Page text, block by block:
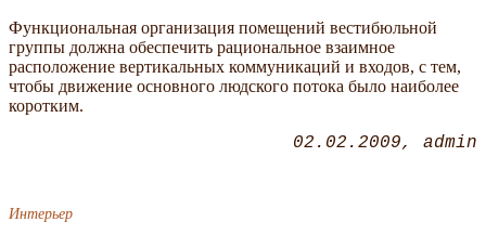
Функциональная организация помещений вестибюльной
группы должна обеспечить рациональное взаимное
расположение вертикальных коммуникаций и входов, с тем,
чтобы движение основного людского потока было наиболее
коротким.
02.02.2009 admin
Интерьер